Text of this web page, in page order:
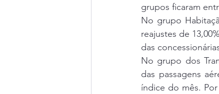
grupos ficaram
No grupo
reajustes de
das
No grupo dos
das passagens
índice do mês.